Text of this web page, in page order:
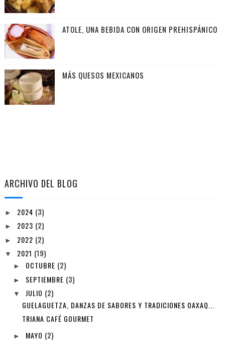
ATOLE, UNA BEBIDA CON ORIGEN PREHISPÁNICO
MÁS QUESOS MEXICANOS
ARCHIVO DEL BLOG
► 2024 (3)
► 2023 (2)
► 2022 (2)
▼ 2021 (19)
► OCTUBRE (2)
► SEPTIEMBRE (3)
▼ JULIO (2)
GUELAGUETZA, DANZAS DE SABORES Y TRADICIONES OAXAQ...
TRIANA CAFÉ GOURMET
► MAYO (2)